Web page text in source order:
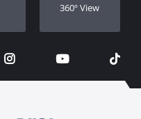
360º View